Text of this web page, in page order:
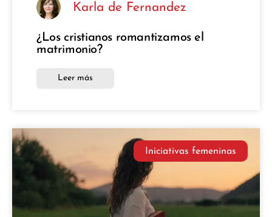
Karla de Fernandez
¿Los cristianos romantizamos el
matrimonio?
Leer más
Iniciativas femeninas